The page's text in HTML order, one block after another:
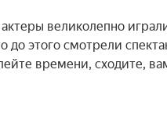
великолепно
этого смотрели
времени, сходите,